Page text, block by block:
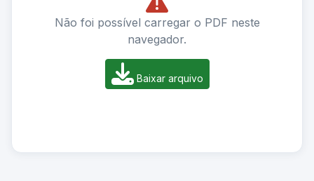
Não foi possível carregar o PDF neste
navegador.
Baixar arquivo